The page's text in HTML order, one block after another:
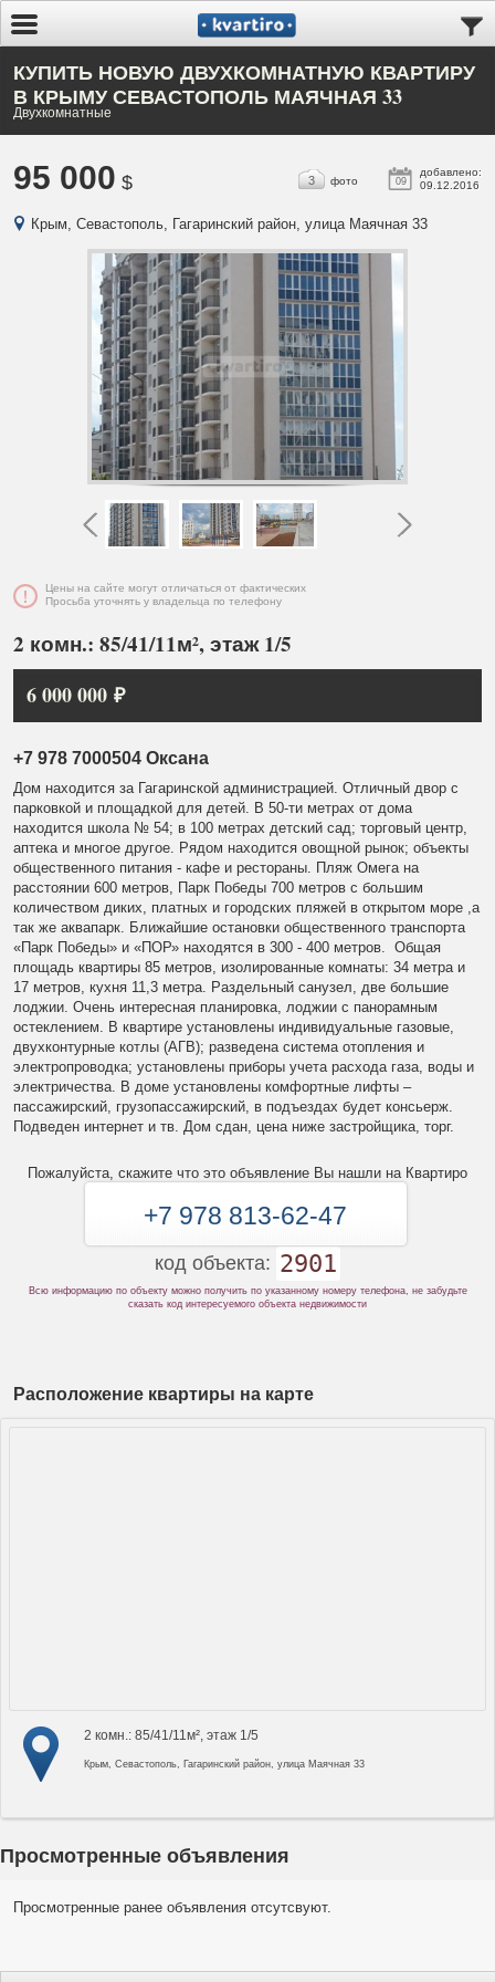
КУПИТЬ НОВУЮ ДВУХКОМНАТНУЮ КВАРТИРУ
В КРЫМУ СЕВАСТОПОЛЬ МАЯЧНАЯ 33
Двухкомнатные
95 000 $ 09
добавлено:
09.12.2016
3 фото
Крым, Севастополь, Гагаринский район, улица Маячная 33
Цены на сайте могут отличаться от фактических
Просьба уточнять у владельца по телефону
2 комн.: 85/41/11м², этаж 1/5
6 000 000 ₽
+7 978 7000504 Оксана
Дом находится за Гагаринской администрацией. Отличный двор с
парковкой и площадкой для детей. В 50-ти метрах от дома
находится школа № 54; в 100 метрах детский сад; торговый центр,
аптека и многое другое. Рядом находится овощной рынок; объекты
общественного питания - кафе и рестораны. Пляж Омега на
расстоянии 600 метров, Парк Победы 700 метров с большим
количеством диких, платных и городских пляжей в открытом море ,а
так же аквапарк. Ближайшие остановки общественного транспорта
«Парк Победы» и «ПОР» находятся в 300 - 400 метров. Общая
площадь квартиры 85 метров, изолированные комнаты: 34 метра и
17 метров, кухня 11,3 метра. Раздельный санузел, две большие
лоджии. Очень интересная планировка, лоджии с панорамным
остеклением. В квартире установлены индивидуальные газовые,
двухконтурные котлы (АГВ); разведена система отопления и
электропроводка; установлены приборы учета расхода газа, воды и
электричества. В доме установлены комфортные лифты –
пассажирский, грузопассажирский, в подъездах будет консьерж.
Подведен интернет и тв. Дом сдан, цена ниже застройщика, торг.
Пожалуйста, скажите что это объявление Вы нашли на Квартиро
+7 978 813-62-47
код объекта: 2901
Всю информацию по объекту можно получить по указанному номеру телефона, не забудьте
сказать код интересуемого объекта недвижимости
Расположение квартиры на карте
2 комн.: 85/41/11м², этаж 1/5
Крым, Севастополь, Гагаринский район, улица Маячная 33
Просмотренные объявления
Просмотренные ранее объявления отсутсвуют.